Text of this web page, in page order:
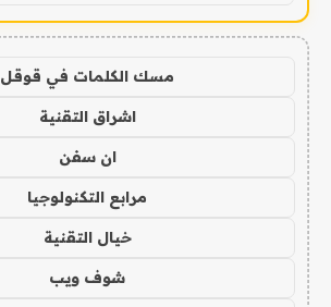
مسك الكلمات في قوقل
اشراق التقنية
ان سفن
مرابع التكنولوجيا
خيال التقنية
شوف ويب